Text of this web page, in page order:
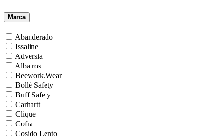
Marca
Abanderado
Issaline
Adversia
Albatros
Beework.Wear
Bollé Safety
Buff Safety
Carhartt
Clique
Cofra
Cosido Lento